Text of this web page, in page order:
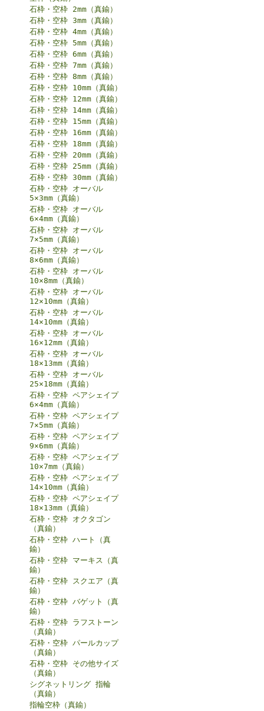
石枠・空枠 2mm（真鍮）
石枠・空枠 3mm（真鍮）
石枠・空枠 4mm（真鍮）
石枠・空枠 5mm（真鍮）
石枠・空枠 6mm（真鍮）
石枠・空枠 7mm（真鍮）
石枠・空枠 8mm（真鍮）
石枠・空枠 10mm（真鍮）
石枠・空枠 12mm（真鍮）
石枠・空枠 14mm（真鍮）
石枠・空枠 15mm（真鍮）
石枠・空枠 16mm（真鍮）
石枠・空枠 18mm（真鍮）
石枠・空枠 20mm（真鍮）
石枠・空枠 25mm（真鍮）
石枠・空枠 30mm（真鍮）
石枠・空枠 オーバル
5×3mm（真鍮）
石枠・空枠 オーバル
6×4mm（真鍮）
石枠・空枠 オーバル
7×5mm（真鍮）
石枠・空枠 オーバル
8×6mm（真鍮）
石枠・空枠 オーバル
10×8mm（真鍮）
石枠・空枠 オーバル
12×10mm（真鍮）
石枠・空枠 オーバル
14×10mm（真鍮）
石枠・空枠 オーバル
16×12mm（真鍮）
石枠・空枠 オーバル
18×13mm（真鍮）
石枠・空枠 オーバル
25×18mm（真鍮）
石枠・空枠 ペアシェイプ
6×4mm（真鍮）
石枠・空枠 ペアシェイプ
7×5mm（真鍮）
石枠・空枠 ペアシェイプ
9×6mm（真鍮）
石枠・空枠 ペアシェイプ
10×7mm（真鍮）
石枠・空枠 ペアシェイプ
14×10mm（真鍮）
石枠・空枠 ペアシェイプ
18×13mm（真鍮）
石枠・空枠 オクタゴン
（真鍮）
石枠・空枠 ハート（真
鍮）
石枠・空枠 マーキス（真
鍮）
石枠・空枠 スクエア（真
鍮）
石枠・空枠 バゲット（真
鍮）
石枠・空枠 ラフストーン
（真鍮）
石枠・空枠 パールカップ
（真鍮）
石枠・空枠 その他サイズ
（真鍮）
シグネットリング 指輪
（真鍮）
指輪空枠（真鍮）